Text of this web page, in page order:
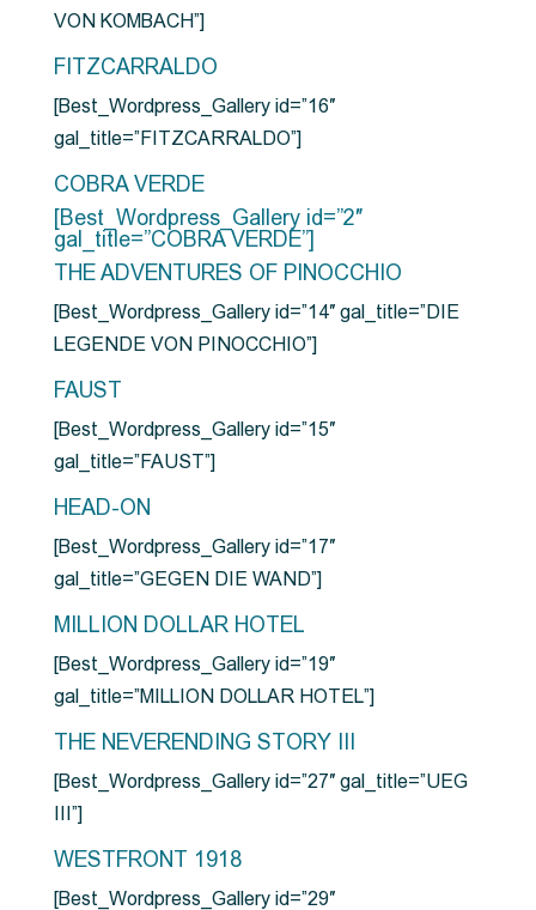
VON KOMBACH”]
FITZCARRALDO
[Best_Wordpress_Gallery id=”16″
gal_title=”FITZCARRALDO”]
COBRA VERDE
[Best_Wordpress_Gallery id=”2″
gal_title=”COBRA VERDE”]
THE ADVENTURES OF PINOCCHIO
[Best_Wordpress_Gallery id=”14″ gal_title=”DIE
LEGENDE VON PINOCCHIO”]
FAUST
[Best_Wordpress_Gallery id=”15″
gal_title=”FAUST”]
HEAD-ON
[Best_Wordpress_Gallery id=”17″
gal_title=”GEGEN DIE WAND”]
MILLION DOLLAR HOTEL
[Best_Wordpress_Gallery id=”19″
gal_title=”MILLION DOLLAR HOTEL”]
THE NEVERENDING STORY III
[Best_Wordpress_Gallery id=”27″ gal_title=”UEG
III”]
WESTFRONT 1918
[Best_Wordpress_Gallery id=”29″